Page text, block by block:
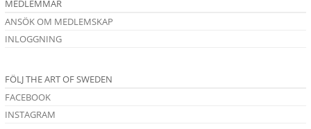
MEDLEMMAR
ANSÖK OM MEDLEMSKAP
INLOGGNING
FÖLJ THE ART OF SWEDEN
FACEBOOK
INSTAGRAM